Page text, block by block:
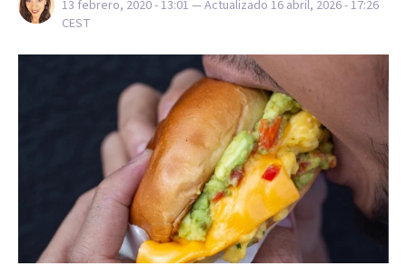
13 febrero, 2020 - 13:01 — Actualizado 16 abril, 2026 - 17:26
CEST